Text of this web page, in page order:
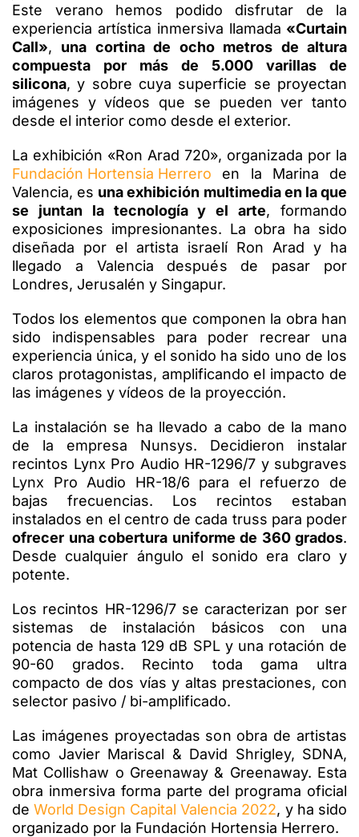
Este verano hemos podido disfrutar de la
experiencia artística inmersiva llamada «Curtain
Call», una cortina de ocho metros de altura
compuesta por más de 5.000 varillas de
silicona, y sobre cuya superficie se proyectan
imágenes y vídeos que se pueden ver tanto
desde el interior como desde el exterior.
La exhibición «Ron Arad 720», organizada por la
Fundación Hortensia Herrero en la Marina de
Valencia, es una exhibición multimedia en la que
se juntan la tecnología y el arte, formando
exposiciones impresionantes. La obra ha sido
diseñada por el artista israelí Ron Arad y ha
llegado a Valencia después de pasar por
Londres, Jerusalén y Singapur.
Todos los elementos que componen la obra han
sido indispensables para poder recrear una
experiencia única, y el sonido ha sido uno de los
claros protagonistas, amplificando el impacto de
las imágenes y vídeos de la proyección.
La instalación se ha llevado a cabo de la mano
de la empresa Nunsys. Decidieron instalar
recintos Lynx Pro Audio HR-1296/7 y subgraves
Lynx Pro Audio HR-18/6 para el refuerzo de
bajas frecuencias. Los recintos estaban
instalados en el centro de cada truss para poder
ofrecer una cobertura uniforme de 360 grados.
Desde cualquier ángulo el sonido era claro y
potente.
Los recintos HR-1296/7 se caracterizan por ser
sistemas de instalación básicos con una
potencia de hasta 129 dB SPL y una rotación de
90-60 grados. Recinto toda gama ultra
compacto de dos vías y altas prestaciones, con
selector pasivo / bi-amplificado.
Las imágenes proyectadas son obra de artistas
como Javier Mariscal & David Shrigley, SDNA,
Mat Collishaw o Greenaway & Greenaway. Esta
obra inmersiva forma parte del programa oficial
deWorld Design Capital Valencia 2022, y ha sido
organizado por la Fundación Hortensia Herrero.